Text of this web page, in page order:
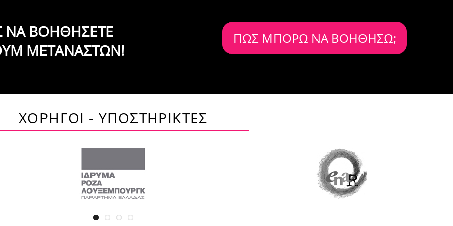
ΝΑ ΒΟΗΘΗΣΕΤΕ
ΜΕΤΑΝΑΣΤΩΝ!
ΠΩΣ ΜΠΟΡΩ ΝΑ ΒΟΗΘΗΣΩ;
ΧΟΡΗΓΟΙ - ΥΠΟΣΤΗΡΙΚΤΕΣ